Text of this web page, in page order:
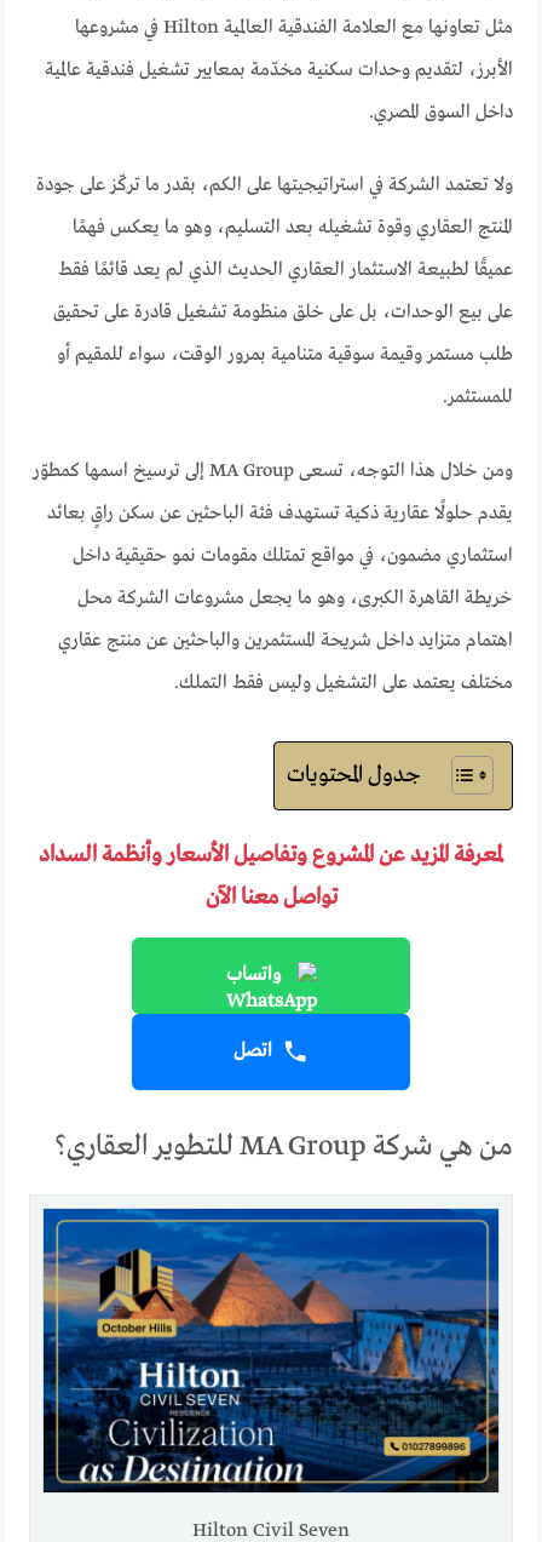
مثل تعاونها مع العلامة الفندقية العالمية Hilton في مشروعها
الأبرز، لتقديم وحدات سكنية مخدّمة بمعايير تشغيل فندقية عالمية
داخل السوق المصري.
ولا تعتمد الشركة في استراتيجيتها على الكم، بقدر ما تركّز على جودة
المنتج العقاري وقوة تشغيله بعد التسليم، وهو ما يعكس فهمًا
عميقًا لطبيعة الاستثمار العقاري الحديث الذي لم يعد قائمًا فقط
على بيع الوحدات، بل على خلق منظومة تشغيل قادرة على تحقيق
طلب مستمر وقيمة سوقية متنامية بمرور الوقت، سواء للمقيم أو
للمستثمر.
ومن خلال هذا التوجه، تسعى MA Group إلى ترسيخ اسمها كمطوّر
يقدم حلولًا عقارية ذكية تستهدف فئة الباحثين عن سكن راقٍ بعائد
استثماري مضمون، في مواقع تمتلك مقومات نمو حقيقية داخل
خريطة القاهرة الكبرى، وهو ما يجعل مشروعات الشركة محل
اهتمام متزايد داخل شريحة المستثمرين والباحثين عن منتج عقاري
مختلف يعتمد على التشغيل وليس فقط التملك.
جدول المحتويات
لمعرفة المزيد عن المشروع وتفاصيل الأسعار وأنظمة السداد
تواصل معنا الآن
واتساب
اتصل
من هي شركة MA Group للتطوير العقاري؟
Hilton Civil Seven